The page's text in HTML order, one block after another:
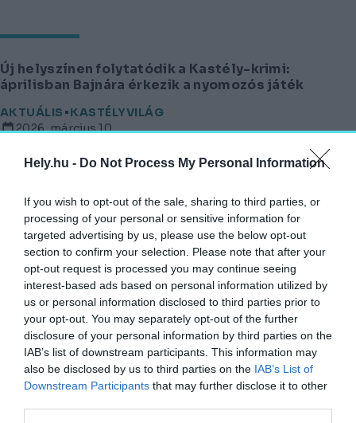
Hely.hu - Do Not Process My Personal Information
If you wish to opt-out of the sale, sharing to third parties, or
processing of your personal or sensitive information for
targeted advertising by us, please use the below opt-out
section to confirm your selection. Please note that after your
opt-out request is processed you may continue seeing
interest-based ads based on personal information utilized by
us or personal information disclosed to third parties prior to
your opt-out. You may separately opt-out of the further
disclosure of your personal information by third parties on the
IAB’s list of downstream participants. This information may
also be disclosed by us to third parties on the IAB’s List of
Downstream Participants that may further disclose it to other
Új helyszínen folytatódik a Kastély-krimi:
áprilisban Bajnára érkezik a nyomozós játék
AKTUÁLIS
KASTÉLYVILÁG
2026. március 10.
7 múzeum Magyarországon, amit a gyerekek
is imádni fognak
AGÓRA KASTÉLYVILÁG
2026. március 3.
Farsang a kastélyban – Jelmezbál a tatai
Esterházyaknál
KASTÉLYVILÁG